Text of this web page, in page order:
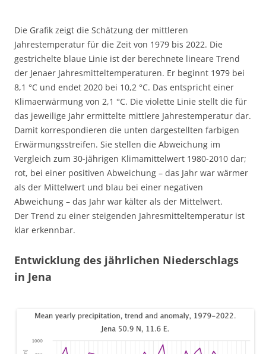
Die Grafik zeigt die Schätzung der mittleren
Jahrestemperatur für die Zeit von 1979 bis 2022. Die
gestrichelte blaue Linie ist der berechnete lineare Trend
der Jenaer Jahresmitteltemperaturen. Er beginnt 1979 bei
8,1 °C und endet 2020 bei 10,2 °C. Das entspricht einer
Klimaerwärmung von 2,1 °C. Die violette Linie stellt die für
das jeweilige Jahr ermittelte mittlere Jahrestemperatur dar.
Damit korrespondieren die unten dargestellten farbigen
Erwärmungsstreifen. Sie stellen die Abweichung im
Vergleich zum 30-jährigen Klimamittelwert 1980-2010 dar;
rot, bei einer positiven Abweichung – das Jahr war wärmer
als der Mittelwert und blau bei einer negativen
Abweichung – das Jahr war kälter als der Mittelwert.
Der Trend zu einer steigenden Jahresmitteltemperatur ist
klar erkennbar.
Entwicklung des jährlichen Niederschlags
in Jena